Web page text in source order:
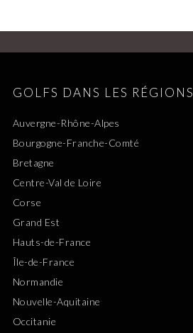
GOLFS DANS LES RÉGIONS
Auvergne-Rhône-Alpes
Bourgogne-Franche-Comté
Bretagne
Centre-Val de Loire
Corse
Grand Est
Hauts-de-France
Île-de-France
Normandie
Nouvelle-Aquitaine
Occitanie